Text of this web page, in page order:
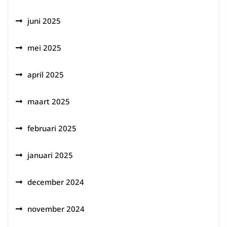
juni 2025
mei 2025
april 2025
maart 2025
februari 2025
januari 2025
december 2024
november 2024